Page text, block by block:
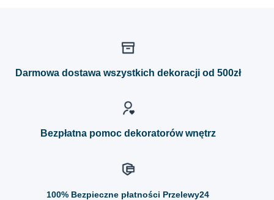
można
Darmowa dostawa wszystkich dekoracji od 500zł
Bezpłatna pomoc dekoratorów wnętrz
100% Bezpieczne płatności Przelewy24